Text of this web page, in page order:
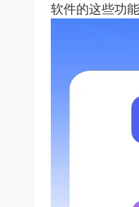
软件的这些功